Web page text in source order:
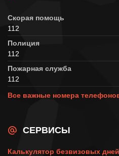
Скорая помощь
112
Полиция
112
Пожарная служба
112
Все важные номера
СЕРВИСЫ
Калькулятор безвизовых